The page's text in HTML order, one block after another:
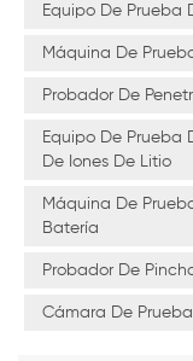
Equipo De Prueba
Máquina De
Probador De
Equipo De Prueba
De Iones De Litio
Máquina De
Batería
Probador De
Cámara De